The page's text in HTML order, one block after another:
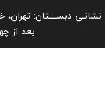
نشانـی دبســــتان:
بعد از